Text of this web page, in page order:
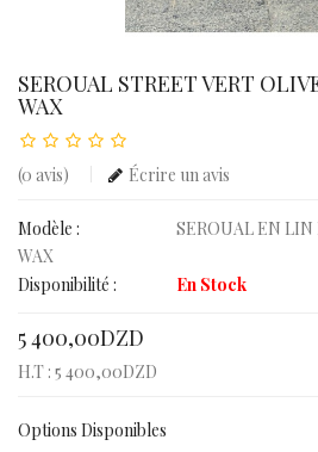
SEROUAL STREET VERT
WAX
(0 avis) Écrire un avis
Modèle :
SEROUAL EN LIN
WAX
Disponibilité :
En Stock
5 400,00DZD
H.T : 5 400,00DZD
Options Disponibles